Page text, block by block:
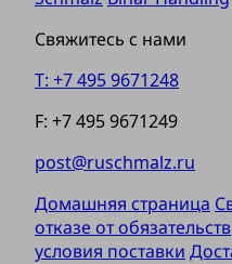
Свяжитесь с нами
T: +7 495 9671248
F: +7 495 9671249
post@ruschmalz.ru
Домашняя страница
отказе от обязательств
условия поставки